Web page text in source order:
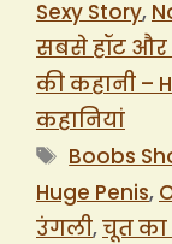
Sexy Story,
सबसे हॉट और
की कहानी –
कहानियां
Tags
Boobs
Huge Penis,
उंगली,चूत का